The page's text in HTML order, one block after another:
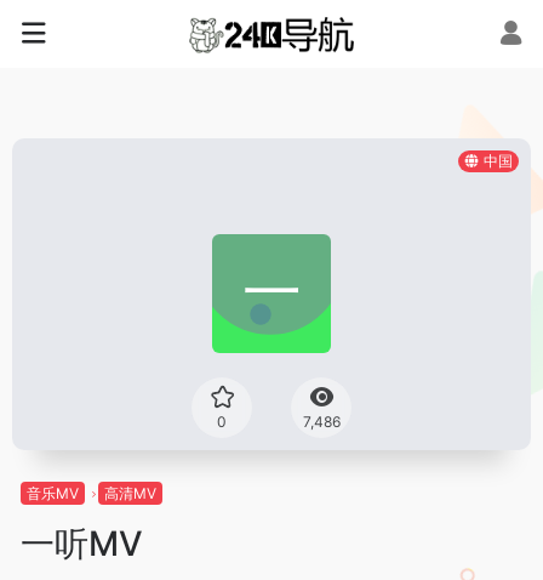
中国
0 7,486
音乐MV 高清MV
一听MV